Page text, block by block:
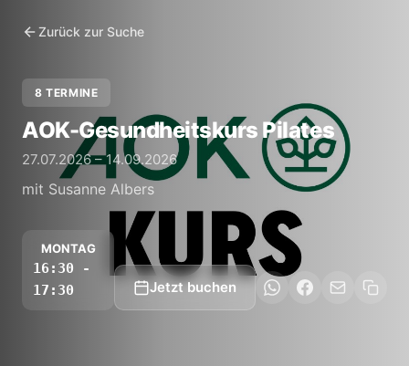
Zurück zur Suche
8 TERMINE
AOK-Gesundheitskurs Pilates
27.07.2026 – 14.09.2026
mit Susanne Albers
MONTAG
16:30 -
17:30
Jetzt buchen